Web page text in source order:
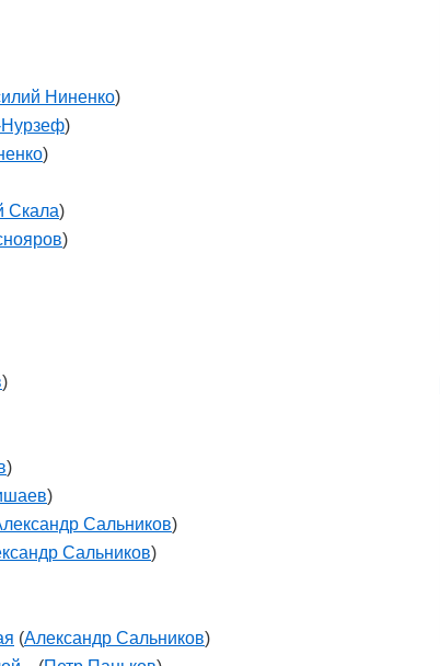
Ниненко)
Нурзеф)
)
Скала)
)
)
)
)
Сальников)
Сальников)
(Александр Сальников)